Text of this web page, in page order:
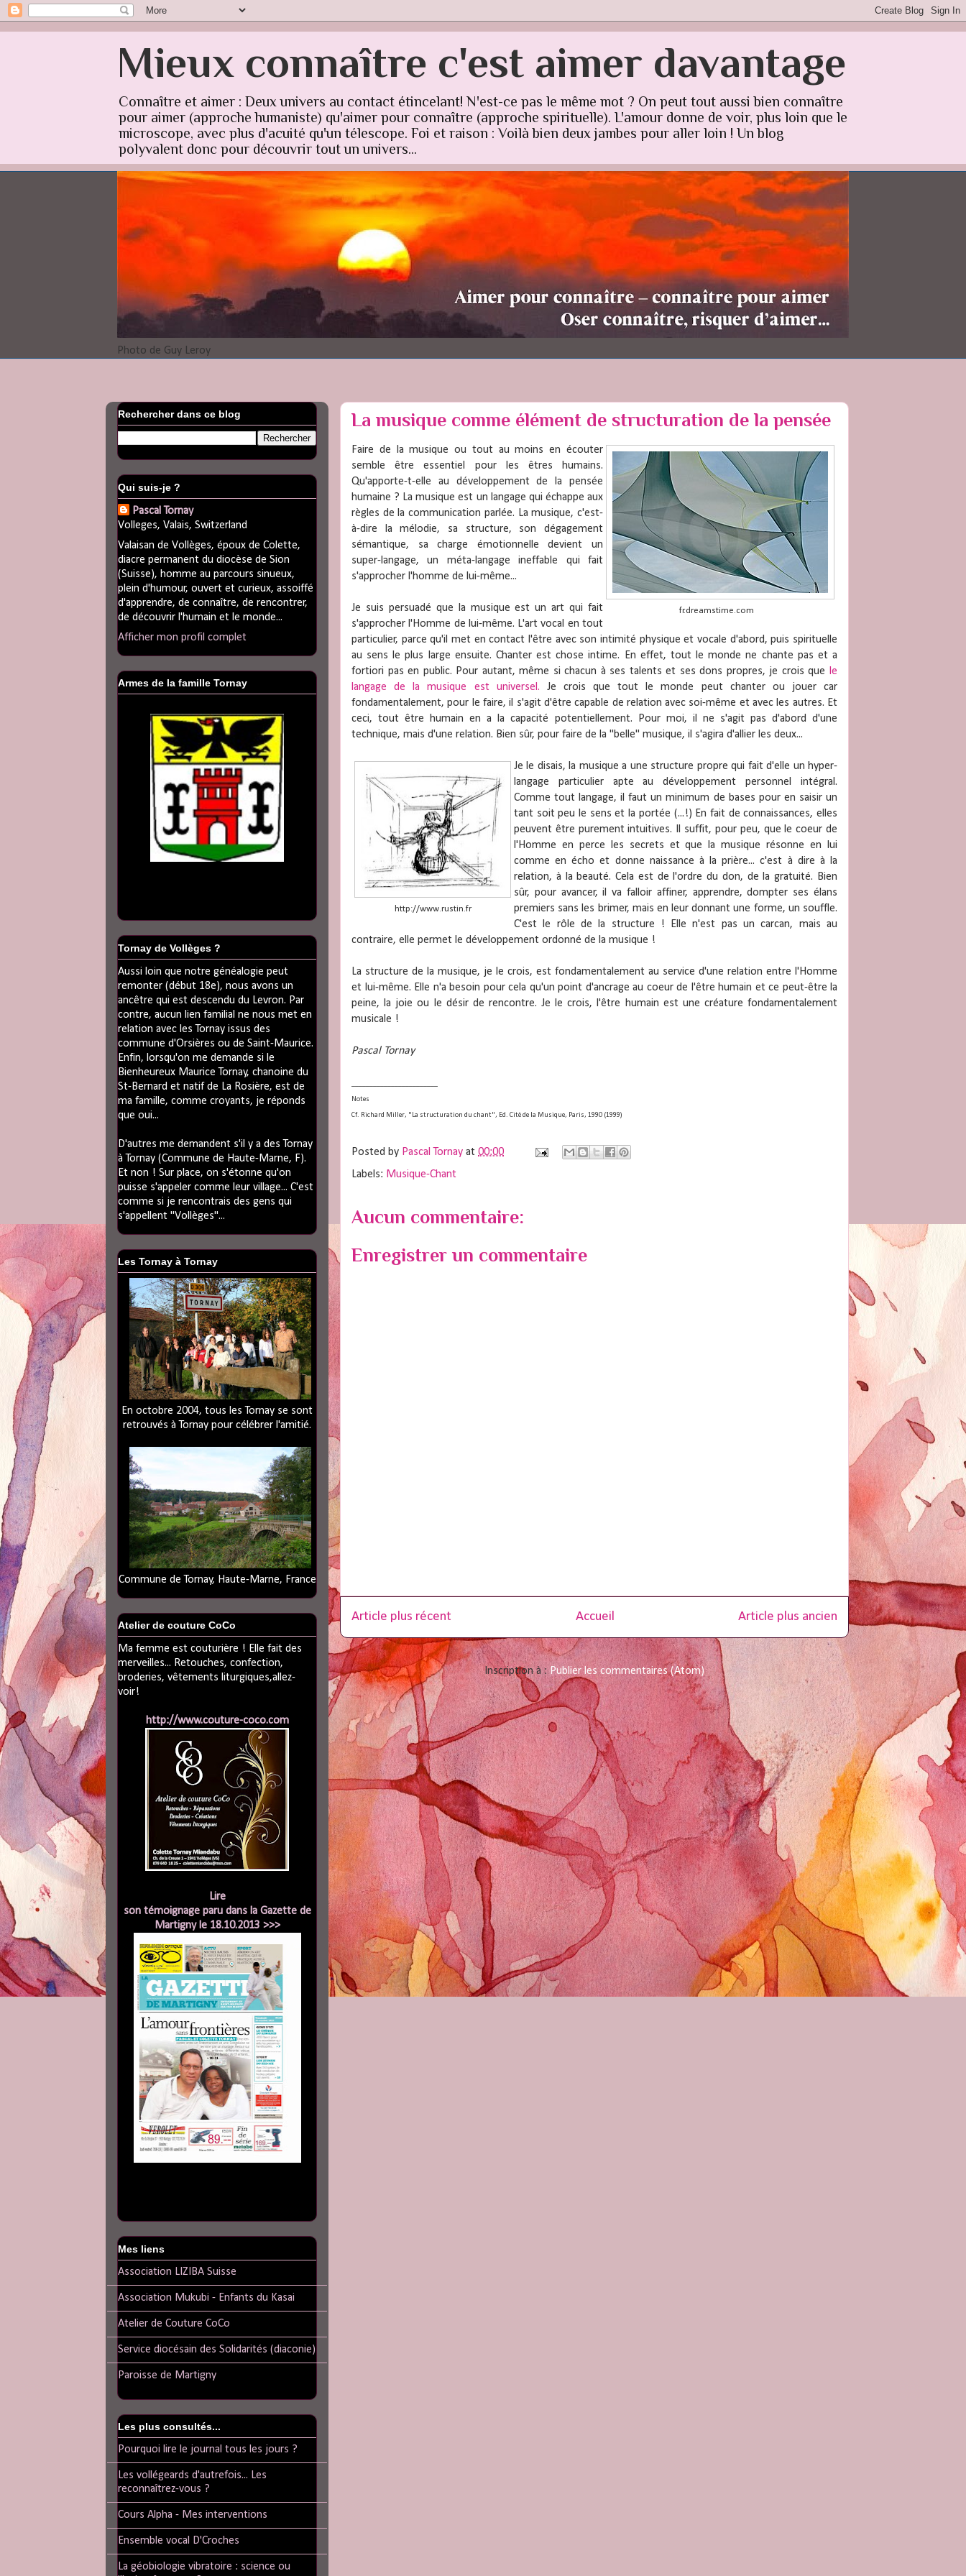
Mieux connaître c'est aimer davantage
Connaître et aimer : Deux univers au contact étincelant! N'est-ce pas le même mot ? On peut tout aussi bien connaître
pour aimer (approche humaniste) qu'aimer pour connaître (approche spirituelle). L'amour donne de voir, plus loin que le
microscope, avec plus d'acuité qu'un télescope. Foi et raison : Voilà bien deux jambes pour aller loin ! Un blog
polyvalent donc pour découvrir tout un univers...
Photo de Guy Leroy
La musique comme élément de structuration de la pensée
fr.dreamstime.com
Faire de la musique ou tout au moins en écouter
semble être essentiel pour les êtres humains.
Qu'apporte-t-elle au développement de la pensée
humaine ? La musique est un langage qui échappe aux
règles de la communication parlée. La musique, c'est-
à-dire la mélodie, sa structure, son dégagement
sémantique, sa charge émotionnelle devient un
super-langage, un méta-langage ineffable qui fait
s'approcher l'homme de lui-même...
Je suis persuadé que la musique est un art qui fait
s'approcher l'Homme de lui-même. L'art vocal en tout
particulier, parce qu'il met en contact l'être avec son intimité physique et vocale d'abord, puis spirituelle
au sens le plus large ensuite. Chanter est chose intime. En effet, tout le monde ne chante pas et a
fortiori pas en public. Pour autant, même si chacun à ses talents et ses dons propres, je crois que
le
langage de la musique est universel. Je crois que tout le monde peut chanter ou jouer car
fondamentalement, pour le faire, il s'agit d'être capable de relation avec soi-même et avec les autres. Et
ceci, tout être humain en a la capacité potentiellement. Pour moi, il ne s'agit pas d'abord d'une
technique, mais d'une relation. Bien sûr, pour faire de la "belle" musique, il s'agira d'allier les deux...
http://www.rustin.fr
Je le disais, la musique a une structure propre qui fait d'elle un hyper-
langage particulier apte au développement personnel intégral.
Comme tout langage, il faut un minimum de bases pour en saisir un
tant soit peu le sens et la portée (...!) En fait de connaissances, elles
peuvent être purement intuitives. Il suffit, pour peu, que le coeur de
l'Homme en perce les secrets et que la musique résonne en lui
comme en écho et donne naissance à la prière... c'est à dire à la
relation, à la beauté. Cela est de l'ordre du don, de la gratuité. Bien
sûr, pour avancer, il va falloir affiner, apprendre, dompter ses élans
premiers sans les brimer, mais en leur donnant une forme, un souffle.
C'est le rôle de la structure ! Elle n'est pas un carcan, mais au
contraire, elle permet le développement ordonné de la musique !
La structure de la musique, je le crois, est fondamentalement au service d'une relation entre l'Homme
et lui-même. Elle n'a besoin pour cela qu'un point d'ancrage au coeur de l'être humain et ce peut-être la
peine, la joie ou le désir de rencontre. Je le crois, l'être humain est une créature fondamentalement
musicale !
Pascal Tornay
Notes
Cf. Richard Miller, "La structuration du chant", Ed. Cité de la Musique, Paris, 1990 (1999)
Posted by Pascal Tornay at 00:00
Labels: Musique-Chant
Aucun commentaire:
Enregistrer un commentaire
Article plus récent Article plus ancien
Accueil
Inscription à :Publier les commentaires (Atom)
Rechercher dans ce blog
Qui suis-je ?
Pascal Tornay
Volleges, Valais, Switzerland
Valaisan de Vollèges, époux de Colette,
diacre permanent du diocèse de Sion
(Suisse), homme au parcours sinueux,
plein d'humour, ouvert et curieux, assoiffé
d'apprendre, de connaître, de rencontrer,
de découvrir l'humain et le monde...
Afficher mon profil complet
Armes de la famille Tornay
Tornay de Vollèges ?
Aussi loin que notre généalogie peut
remonter (début 18e), nous avons un
ancêtre qui est descendu du Levron. Par
contre, aucun lien familial ne nous met en
relation avec les Tornay issus des
commune d'Orsières ou de Saint-Maurice.
Enfin, lorsqu'on me demande si le
Bienheureux Maurice Tornay, chanoine du
St-Bernard et natif de La Rosière, est de
ma famille, comme croyants, je réponds
que oui...
D'autres me demandent s'il y a des Tornay
à Tornay (Commune de Haute-Marne, F).
Et non ! Sur place, on s'étonne qu'on
puisse s'appeler comme leur village... C'est
comme si je rencontrais des gens qui
s'appellent "Vollèges"...
Les Tornay à Tornay
En octobre 2004, tous les Tornay se sont
retrouvés à Tornay pour célébrer l'amitié.
Commune de Tornay, Haute-Marne, France
Atelier de couture CoCo
Ma femme est couturière ! Elle fait des
merveilles... Retouches, confection,
broderies, vêtements liturgiques,allez-
voir!
http://www.couture-coco.com
Lire
son témoignage paru dans la Gazette de
Martigny le 18.10.2013 >>>
Mes liens
Association LIZIBA Suisse
Association Mukubi - Enfants du Kasai
Atelier de Couture CoCo
Service diocésain des Solidarités (diaconie)
Paroisse de Martigny
Les plus consultés...
Pourquoi lire le journal tous les jours ?
Les vollégeards d'autrefois... Les
reconnaîtrez-vous ?
Cours Alpha - Mes interventions
Ensemble vocal D'Croches
La géobiologie vibratoire : science ou